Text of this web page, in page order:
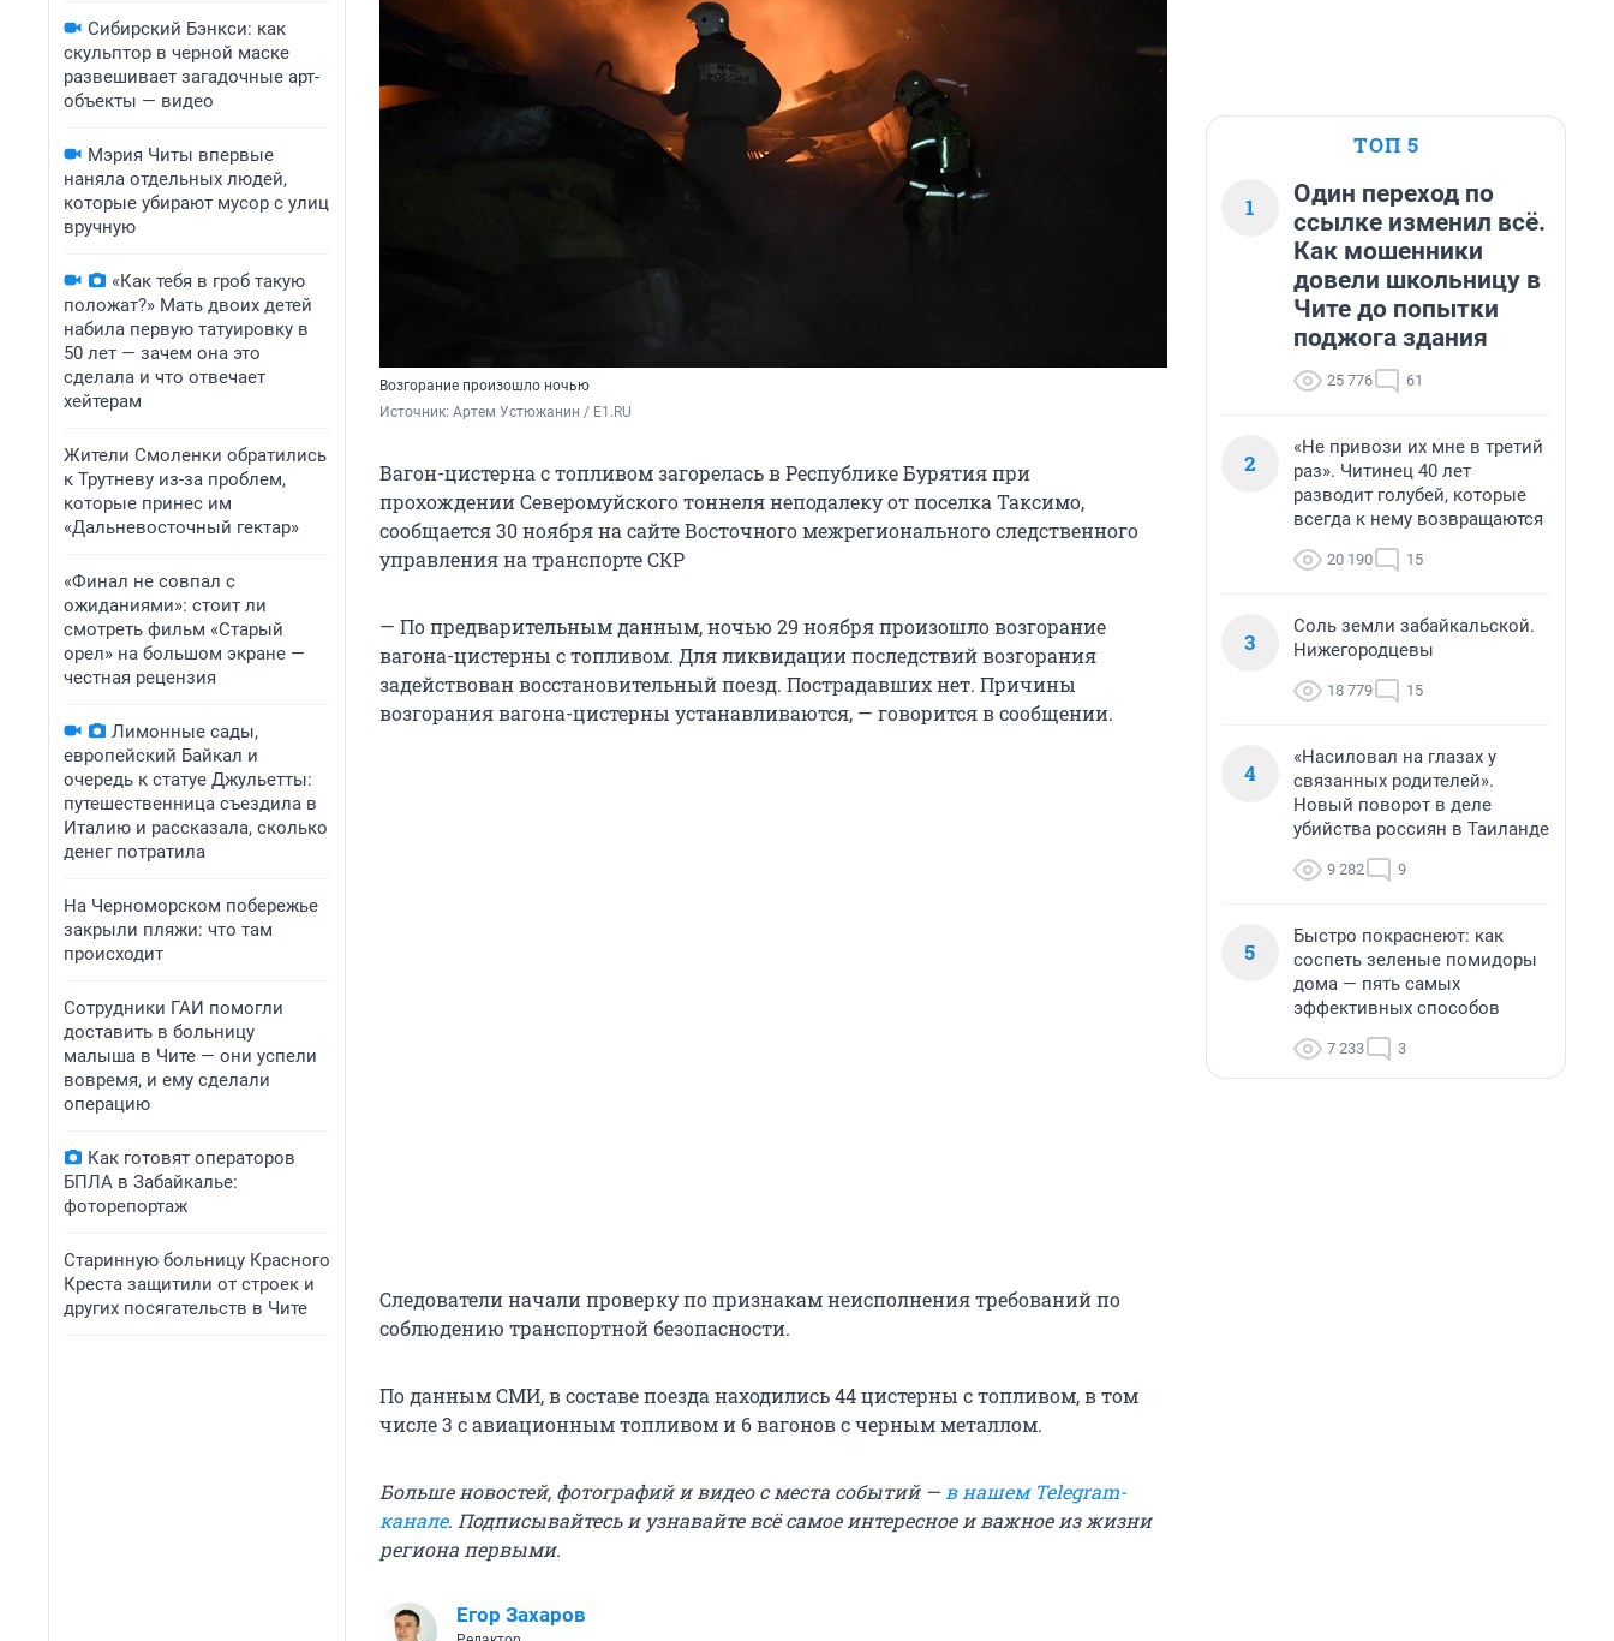
Сибирский Бэнкси: как
скульптор в черной маске
развешивает загадочные арт-
объекты — видео
Мэрия Читы впервые
наняла отдельных людей,
которые убирают мусор с улиц
вручную
«Как тебя в гроб такую
положат?» Мать двоих детей
набила первую татуировку в
50 лет — зачем она это
сделала и что отвечает
хейтерам
Жители Смоленки обратились
к Трутневу из-за проблем,
которые принес им
«Дальневосточный гектар»
«Финал не совпал с
ожиданиями»: стоит ли
смотреть фильм «Старый
орел» на большом экране —
честная рецензия
Лимонные сады,
европейский Байкал и
очередь к статуе Джульетты:
путешественница съездила в
Италию и рассказала, сколько
денег потратила
На Черноморском побережье
закрыли пляжи: что там
происходит
Сотрудники ГАИ помогли
доставить в больницу
малыша в Чите — они успели
вовремя, и ему сделали
операцию
Как готовят операторов
БПЛА в Забайкалье:
фоторепортаж
Старинную больницу Красного
Креста защитили от строек и
других посягательств в Чите
Возгорание произошло ночью
Источник: Артем Устюжанин / E1.RU
Вагон-цистерна с топливом загорелась в Республике Бурятия при
прохождении Северомуйского тоннеля неподалеку от поселка Таксимо,
сообщается 30 ноября на сайте Восточного межрегионального следственного
управления на транспорте СКР
— По предварительным данным, ночью 29 ноября произошло возгорание
вагона-цистерны с топливом. Для ликвидации последствий возгорания
задействован восстановительный поезд. Пострадавших нет. Причины
возгорания вагона-цистерны устанавливаются, — говорится в сообщении.
Следователи начали проверку по признакам неисполнения требований по
соблюдению транспортной безопасности.
По данным СМИ, в составе поезда находились 44 цистерны с топливом, в том
числе 3 с авиационным топливом и 6 вагонов с черным металлом.
Больше новостей, фотографий и видео с места событий — в нашем Telegram-
канале. Подписывайтесь и узнавайте всё самое интересное и важное из жизни
региона первыми.
Егор Захаров
ТОП 5
1
Один переход по
ссылке изменил всё.
Как мошенники
довели школьницу в
Чите до попытки
поджога здания
25 776 61
2
«Не привози их мне в третий
раз». Читинец 40 лет
разводит голубей, которые
всегда к нему возвращаются
20 190 15
3
Соль земли забайкальской.
Нижегородцевы
18 779 15
4
«Насиловал на глазах у
связанных родителей».
Новый поворот в деле
убийства россиян в Таиланде
9 282 9
5
Быстро покраснеют: как
соспеть зеленые помидоры
дома — пять самых
эффективных способов
7 233 3